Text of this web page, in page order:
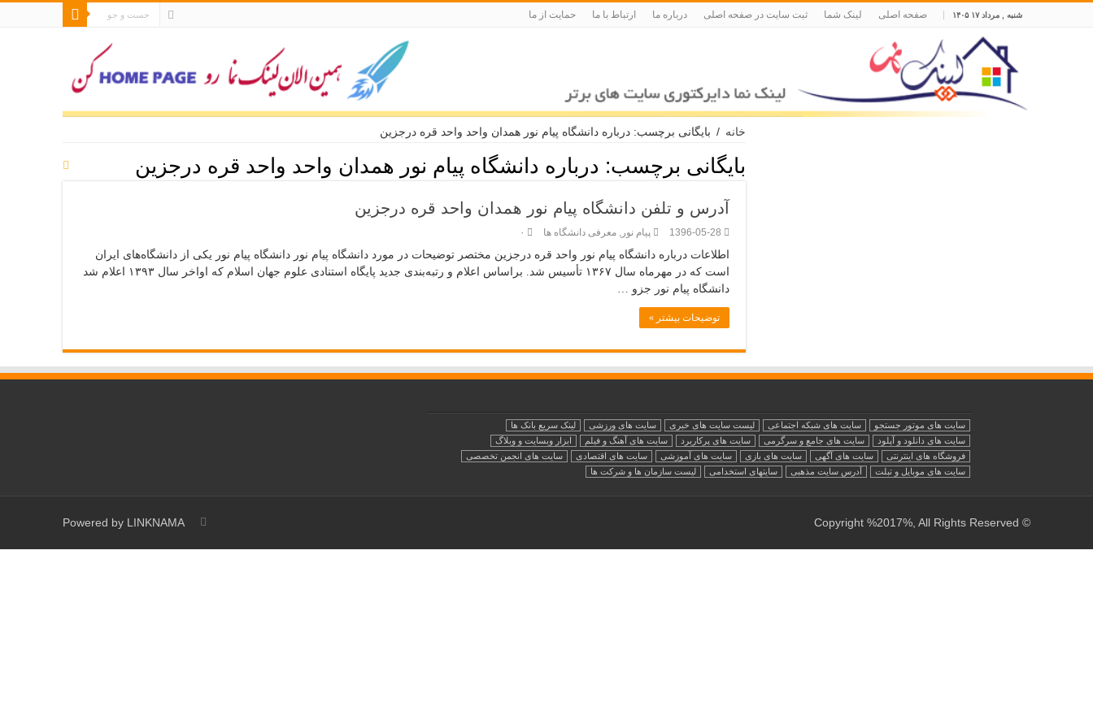
شنبه , مرداد ۱۷ ۱۴۰۵ صفحه اصلی لینک شما ثبت سایت در صفحه اصلی درباره ما ارتباط با ما حمایت از ما
خانه / بایگانی برچسب: درباره دانشگاه پیام نور همدان واحد واحد قره درجزین
بایگانی برچسب: درباره دانشگاه پیام نور همدان واحد واحد قره درجزین
آدرس و تلفن دانشگاه پیام نور همدان واحد قره درجزین
1396-05-28 پیام نور معرفی دانشگاه ها ۰
اطلاعات درباره دانشگاه پیام نور واحد قره درجزین مختصر توضیحات در مورد دانشگاه پیام نور دانشگاه پیام نور یکی از دانشگاه‌های ایران
است که در مهرماه سال ۱۳۶۷ تأسیس شد. براساس اعلام و رتبه‌بندی جدید پایگاه استنادی علوم جهان اسلام که اواخر سال ۱۳۹۳ اعلام شد
دانشگاه پیام نور جزو …
توضیحات بیشتر »
سایت های موتور جستجو سایت های شبکه اجتماعی لیست سایت های خبری سایت های ورزشی
لینک سریع بانک ها
سایت های دانلود و آپلود
سایت های جامع و سرگرمی سایت های پرکاربرد سایت های آهنگ و فیلم
ابزار وبسایت و وبلاگ
فروشگاه های اینترنتی
سایت های آگهی سایت های بازی سایت های آموزشی سایت های اقتصادی
سایت های انجمن تخصصی
سایت های موبایل و تبلت
آدرس سایت مذهبی سایتهای استخدامی لیست سازمان ها و شرکت ها
Powered by LINKNAMA © Copyright %2017%, All Rights Reserved